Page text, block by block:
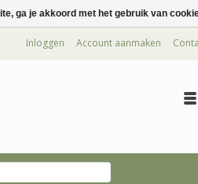
Inloggen Account aanmaken
ga je akkoord met het gebruik van